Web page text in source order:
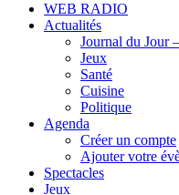
WEB RADIO
Actualités
Journal du Jour
Jeux
Santé
Cuisine
Politique
Agenda
Créer un compte
Ajouter votre
Spectacles
Jeux